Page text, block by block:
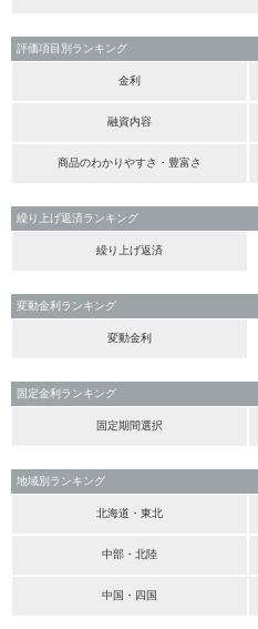
評価項目別ランキング
金利
融資内容
商品のわかりやすさ・豊富さ
繰り上げ返済ランキング
繰り上げ返済
変動金利ランキング
変動金利
固定金利ランキング
固定期間選択
地域別ランキング
北海道・東北
中部・北陸
中国・四国